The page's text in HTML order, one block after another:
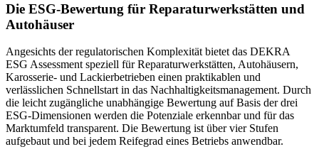
Die ESG-Bewertung für Reparaturwerkstätten und
Autohäuser
Angesichts der regulatorischen Komplexität bietet das DEKRA
ESG Assessment speziell für Reparaturwerkstätten, Autohäusern,
Karosserie- und Lackierbetrieben einen praktikablen und
verlässlichen Schnellstart in das Nachhaltigkeitsmanagement. Durch
die leicht zugängliche unabhängige Bewertung auf Basis der drei
ESG-Dimensionen werden die Potenziale erkennbar und für das
Marktumfeld transparent. Die Bewertung ist über vier Stufen
aufgebaut und bei jedem Reifegrad eines Betriebs anwendbar.